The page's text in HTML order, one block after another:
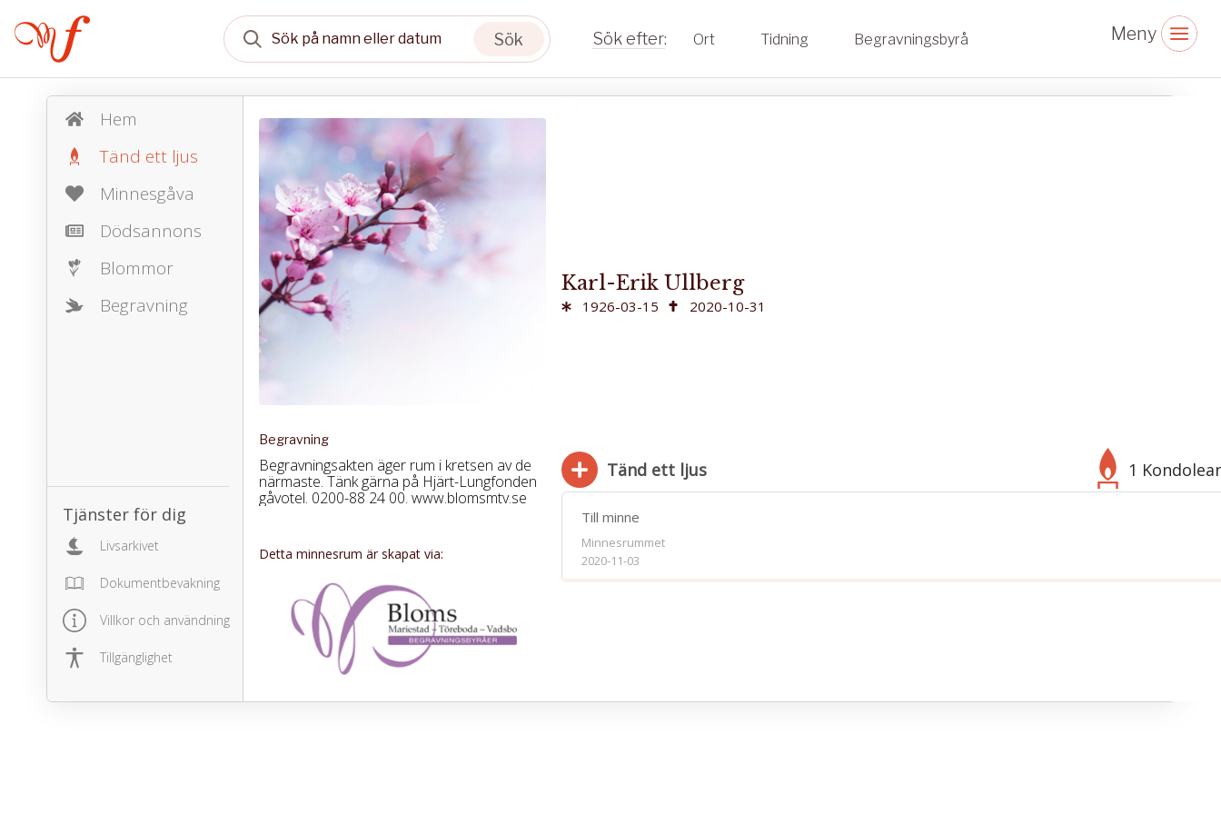
Sök Ort Tidning Begravningsbyrå
Hem
Tänd ett ljus
Minnesgåva
Dödsannons
Blommor
Begravning
Tjänster för dig
Livsarkivet
Dokumentbevakning
Villkor och användning
Tillgänglighet
Begravning
Begravningsakten äger rum i kretsen av de
närmaste. Tänk gärna på Hjärt-Lungfonden
gåvotel. 0200-88 24 00. www.blomsmtv.se
Detta minnesrum är skapat via:
Karl-Erik Ullberg
1926-03-15 2020-10-31
Tänd ett ljus 1
Till minne
Minnesrummet
2020-11-03